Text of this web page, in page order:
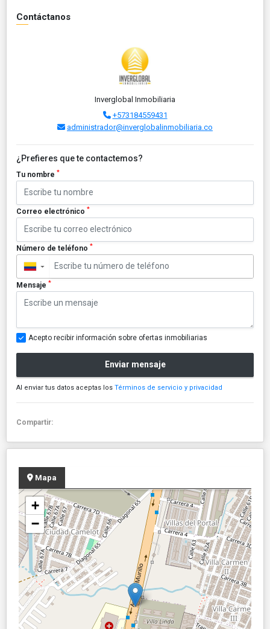
Contáctanos
Inverglobal Inmobiliaria
+573184559431
administrador@inverglobalinmobiliaria.co
¿Prefieres que te contactemos?
Tu nombre *
Correo electrónico *
Número de teléfono *
▼
Mensaje *
Acepto recibir información sobre ofertas inmobiliarias
Enviar mensaje
Al enviar tus datos aceptas los Términos de servicio y privacidad
Compartir:
Mapa
+
−